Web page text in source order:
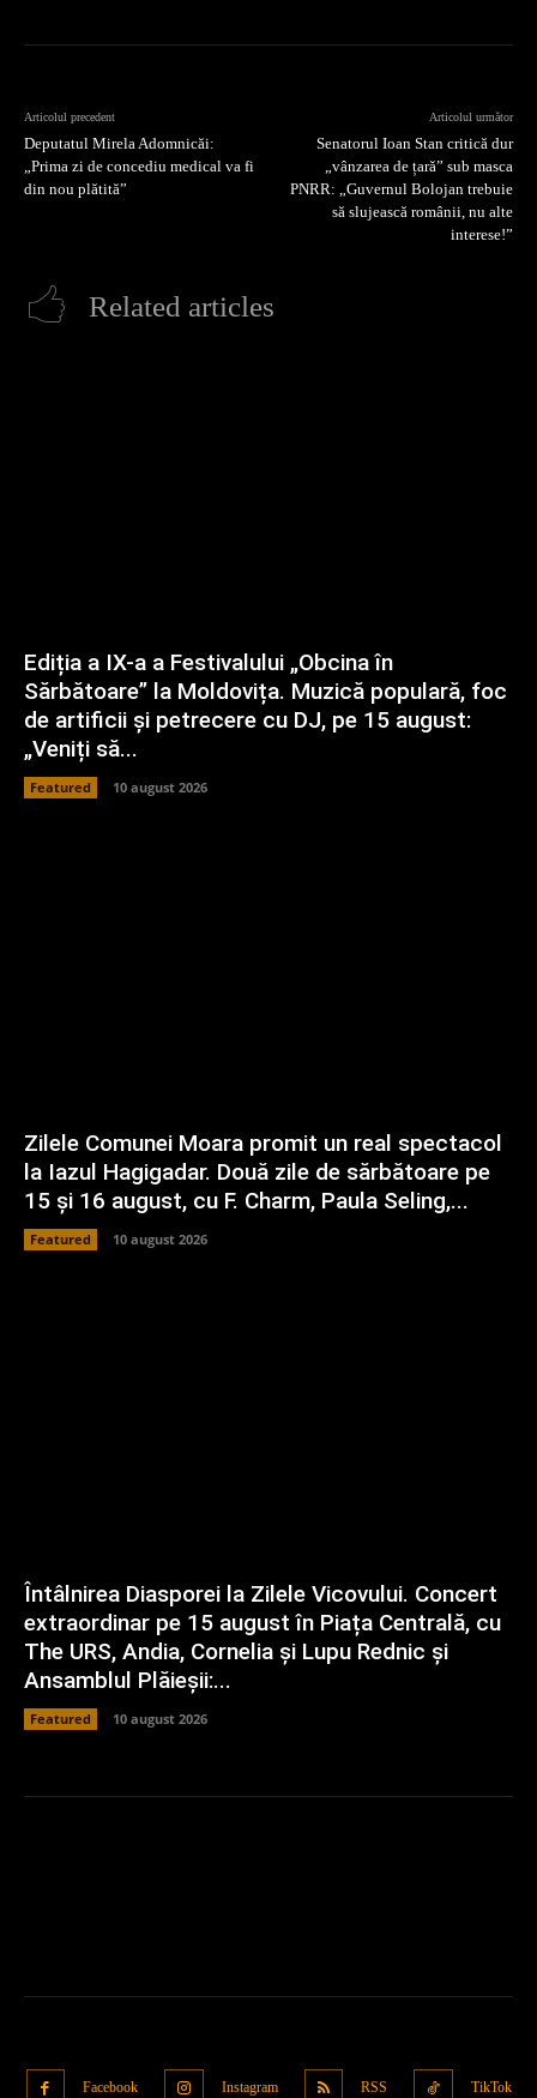
Articolul precedent
Deputatul Mirela Adomnicăi:
„Prima zi de concediu medical va fi
din nou plătită”
Articolul următor
Senatorul Ioan Stan critică dur
„vânzarea de țară” sub masca
PNRR: „Guvernul Bolojan trebuie
să slujească românii, nu alte
interese!”
Related articles
Ediția a IX-a a Festivalului „Obcina în
Sărbătoare” la Moldovița. Muzică populară, foc
de artificii și petrecere cu DJ, pe 15 august:
„Veniți să...
Featured 10 august 2026
Zilele Comunei Moara promit un real spectacol
la Iazul Hagigadar. Două zile de sărbătoare pe
15 și 16 august, cu F. Charm, Paula Seling,...
Featured 10 august 2026
Întâlnirea Diasporei la Zilele Vicovului. Concert
extraordinar pe 15 august în Piața Centrală, cu
The URS, Andia, Cornelia și Lupu Rednic și
Ansamblul Plăieșii:...
Featured 10 august 2026
Facebook Instagram RSS TikTok